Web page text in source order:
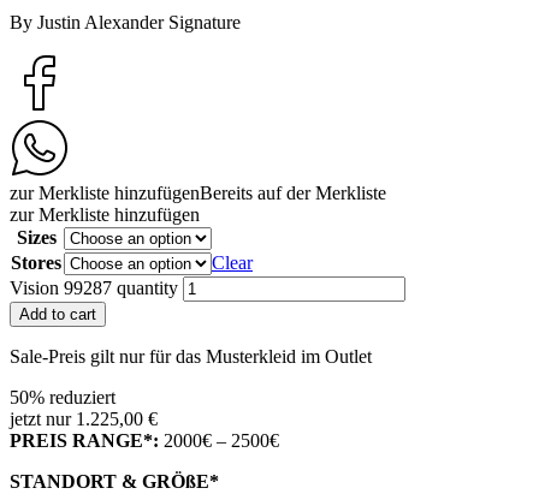
By Justin Alexander Signature
zur Merkliste hinzufügenBereits auf der Merkliste
zur Merkliste hinzufügen
Sizes
Stores
Clear
Vision 99287 quantity
Add to cart
Sale-Preis gilt nur für das Musterkleid im Outlet
50% reduziert
jetzt nur 1.225,00 €
PREIS RANGE*: 2000€ – 2500€
STANDORT & GRÖßE*